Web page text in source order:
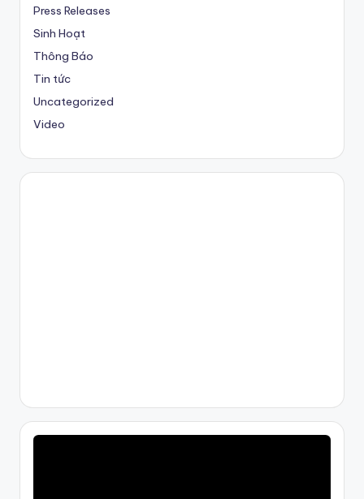
Press Releases
Sinh Hoạt
Thông Báo
Tin tức
Uncategorized
Video